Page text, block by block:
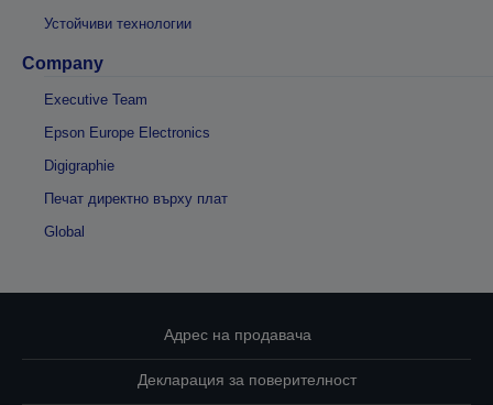
Устойчиви технологии
Company
Executive Team
Epson Europe Electronics
Digigraphie
Печат директно върху плат
Global
Адрес на продавача
Декларация за поверителност